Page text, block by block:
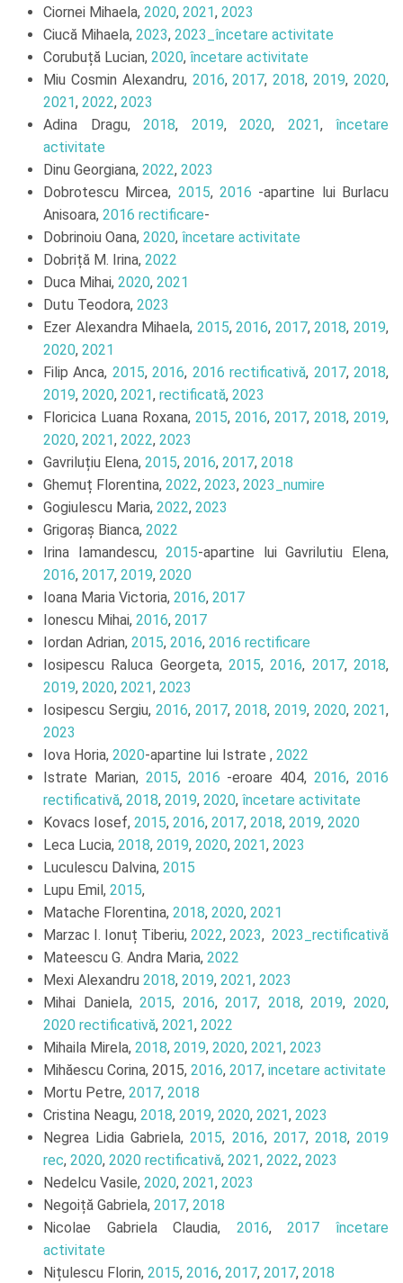
Ciornei Mihaela, 2020, 2021, 2023
Ciucă Mihaela, 2023, 2023_încetare activitate
Corubuță Lucian, 2020, încetare activitate
Miu Cosmin Alexandru, 2016,2017,2018,2019,2020,
2021, 2022, 2023
Adina Dragu, 2018, 2019, 2020, 2021, încetare
activitate
Dinu Georgiana, 2022, 2023
Dobrotescu Mircea, 2015,2016 -apartine lui Burlacu
Anisoara, 2016 rectificare-
Dobrinoiu Oana, 2020, încetare activitate
Dobriță M. Irina, 2022
Duca Mihai, 2020, 2021
Dutu Teodora, 2023
Ezer Alexandra Mihaela, 2015,2016, 2017,2018,2019,
2020, 2021
Filip Anca, 2015,2016, 2016 rectificativă, 2017,2018,
2019, 2020, 2021, rectificată, 2023
Floricica Luana Roxana, 2015, 2016, 2017, 2018, 2019,
2020, 2021, 2022, 2023
Gavriluțiu Elena, 2015, 2016, 2017, 2018
Ghemuț Florentina, 2022, 2023, 2023_numire
Gogiulescu Maria, 2022, 2023
Grigoraș Bianca, 2022
Irina Iamandescu,2015-apartine lui Gavrilutiu Elena,
2016, 2017, 2019, 2020
Ioana Maria Victoria, 2016, 2017
Ionescu Mihai, 2016, 2017
Iordan Adrian, 2015, 2016, 2016 rectificare
Iosipescu Raluca Georgeta, 2015,2016, 2017,2018,
2019, 2020, 2021, 2023
Iosipescu Sergiu, 2016, 2017, 2018, 2019, 2020, 2021,
2023
Iova Horia, 2020-apartine lui Istrate , 2022
Istrate Marian, 2015, 2016 -eroare 404,2016,2016
rectificativă, 2018, 2019, 2020, încetare activitate
Kovacs Iosef, 2015, 2016, 2017, 2018, 2019, 2020
Leca Lucia, 2018, 2019, 2020, 2021, 2023
Luculescu Dalvina, 2015
Lupu Emil, 2015,
Matache Florentina, 2018, 2020, 2021
Marzac I. Ionuț Tiberiu, 2022, 2023, 2023_rectificativă
Mateescu G. Andra Maria, 2022
Mexi Alexandru 2018, 2019, 2021, 2023
Mihai Daniela,2015, 2016,2017, 2018,2019,2020,
2020 rectificativă, 2021, 2022
Mihaila Mirela, 2018, 2019, 2020, 2021, 2023
Mihăescu Corina, 2015, 2016, 2017, incetare activitate
Mortu Petre, 2017, 2018
Cristina Neagu, 2018, 2019, 2020, 2021, 2023
Negrea Lidia Gabriela,2015, 2016, 2017, 2018,2019
rec, 2020, 2020 rectificativă, 2021, 2022, 2023
Nedelcu Vasile, 2020, 2021, 2023
Negoiță Gabriela, 2017, 2018
Nicolae Gabriela Claudia, 2016,2017 încetare
activitate
Nițulescu Florin, 2015, 2016, 2017, 2017, 2018